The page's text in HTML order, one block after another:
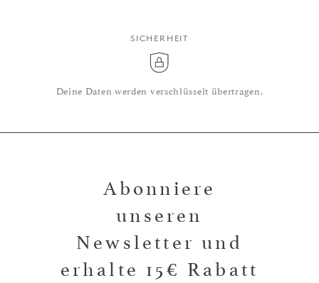
SICHERHEIT
Deine Daten werden verschlüsselt übertragen.
Abonniere
unseren
Newsletter und
erhalte 15€ Rabatt